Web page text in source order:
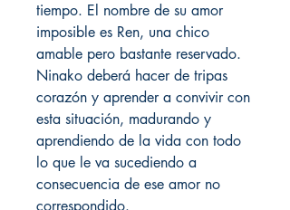
tiempo. El nombre de su amor
imposible es Ren, una chico
amable pero bastante reservado.
Ninako deberá hacer de tripas
corazón y aprender a convivir con
esta situación, madurando y
aprendiendo de la vida con todo
lo que le va sucediendo a
consecuencia de ese amor no
correspondido.